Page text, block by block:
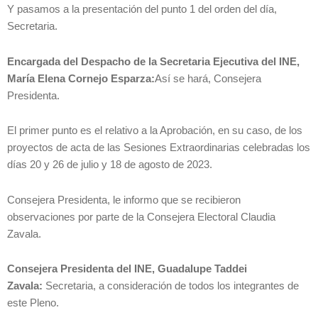
Y pasamos a la presentación del punto 1 del orden del día,
Secretaria.
Encargada del Despacho de la Secretaria Ejecutiva del INE,
María Elena Cornejo Esparza:Así se hará, Consejera
Presidenta.
El primer punto es el relativo a la Aprobación, en su caso, de los
proyectos de acta de las Sesiones Extraordinarias celebradas los
días 20 y 26 de julio y 18 de agosto de 2023.
Consejera Presidenta, le informo que se recibieron
observaciones por parte de la Consejera Electoral Claudia
Zavala.
Consejera Presidenta del INE, Guadalupe Taddei
Zavala: Secretaria, a consideración de todos los integrantes de
este Pleno.